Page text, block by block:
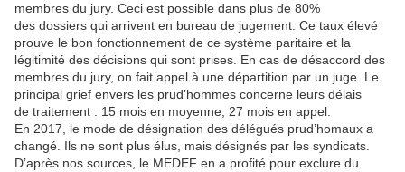
membres du jury. Ceci est possible dans plus de 80%
des dossiers qui arrivent en bureau de jugement. Ce taux élevé
prouve le bon fonctionnement de ce système paritaire et la
légitimité des décisions qui sont prises. En cas de désaccord des
membres du jury, on fait appel à une départition par un juge. Le
principal grief envers les prud’hommes concerne leurs délais
de traitement : 15 mois en moyenne, 27 mois en appel.
En 2017, le mode de désignation des délégués prud’homaux a
changé. Ils ne sont plus élus, mais désignés par les syndicats.
D’après nos sources, le MEDEF en a profité pour exclure du